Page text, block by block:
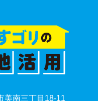
南三丁目18-11